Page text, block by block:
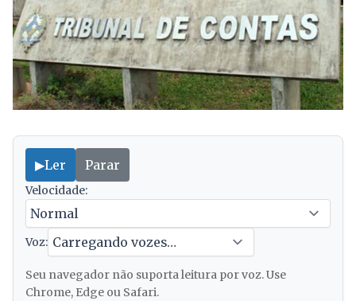
▶Ler Parar
Velocidade:
Voz:
Seu navegador não suporta leitura por voz. Use
Chrome, Edge ou Safari.